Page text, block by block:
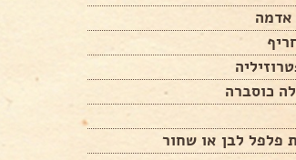
כוסברה
פלפל לבן או שחור